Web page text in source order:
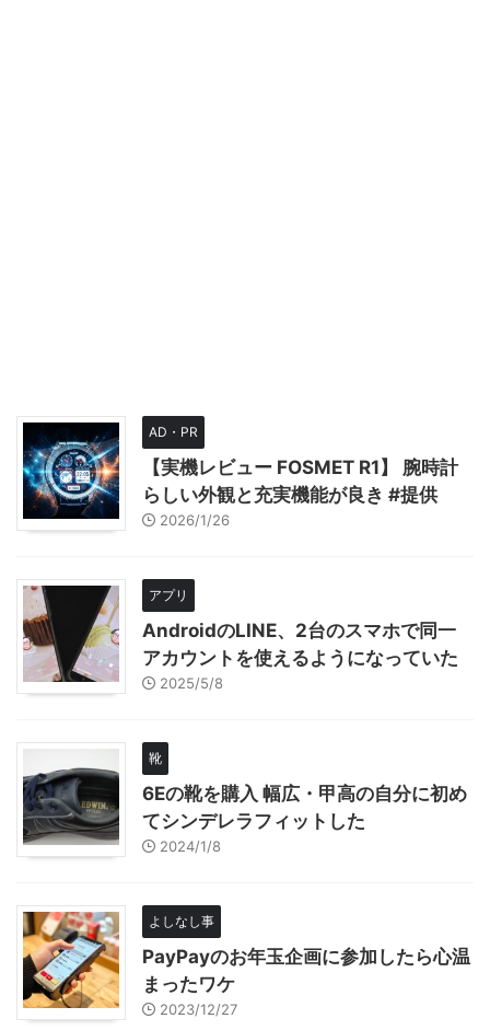
AD・PR
【実機レビュー FOSMET R1】 腕時計
らしい外観と充実機能が良き #提供
2026/1/26
アプリ
AndroidのLINE、2台のスマホで同一
アカウントを使えるようになっていた
2025/5/8
靴
6Eの靴を購入 幅広・甲高の自分に初め
てシンデレラフィットした
2024/1/8
よしなし事
PayPayのお年玉企画に参加したら心温
まったワケ
2023/12/27